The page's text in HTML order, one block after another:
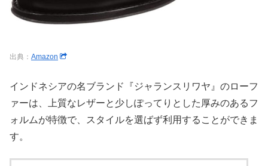
出典： Amazon
インドネシアの名ブランド『ジャランスリワヤ』のローフ
ァーは、上質なレザーと少しぽってりとした厚みのあるフ
ォルムが特徴で、スタイルを選ばず利用することができま
す。